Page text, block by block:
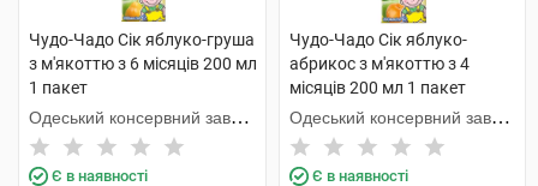
Чудо-Чадо Сік яблуко-груша
з м'якоттю з 6 місяців 200 мл
1 пакет
Одеський консервний завод
дитячого харчування
Є в наявності
Чудо-Чадо Сік яблуко-
абрикос з м'якоттю з 4
місяців 200 мл 1 пакет
Одеський консервний завод
дитячого харчування
Є в наявності